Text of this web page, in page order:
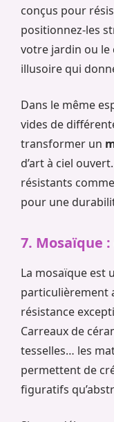
conçus pour
positionnez-les
votre jardin ou le
illusoire qui
Dans le même
vides de
transformer un
d’art à ciel
résistants
pour une
7. Mosaïque
La mosaïque est
particulièrement
résistance
Carreaux de
tesselles… les
permettent de
figuratifs